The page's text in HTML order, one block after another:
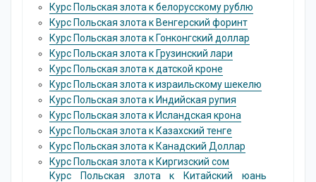
Курс Польская злота к белорусскому рублю
Курс Польская злота к Венгерский форинт
Курс Польская злота к Гонконгский доллаp
Курс Польская злота к Грузинский лари
Курс Польская злота к датской кроне
Курс Польская злота к израильскому шекелю
Курс Польская злота к Индийская pупия
Курс Польская злота к Исландская крона
Курс Польская злота к Казахский тенге
Курс Польская злота к Канадский Доллар
Курс Польская злота к Киргизский сом
Курс Польская злота к Китайский юань